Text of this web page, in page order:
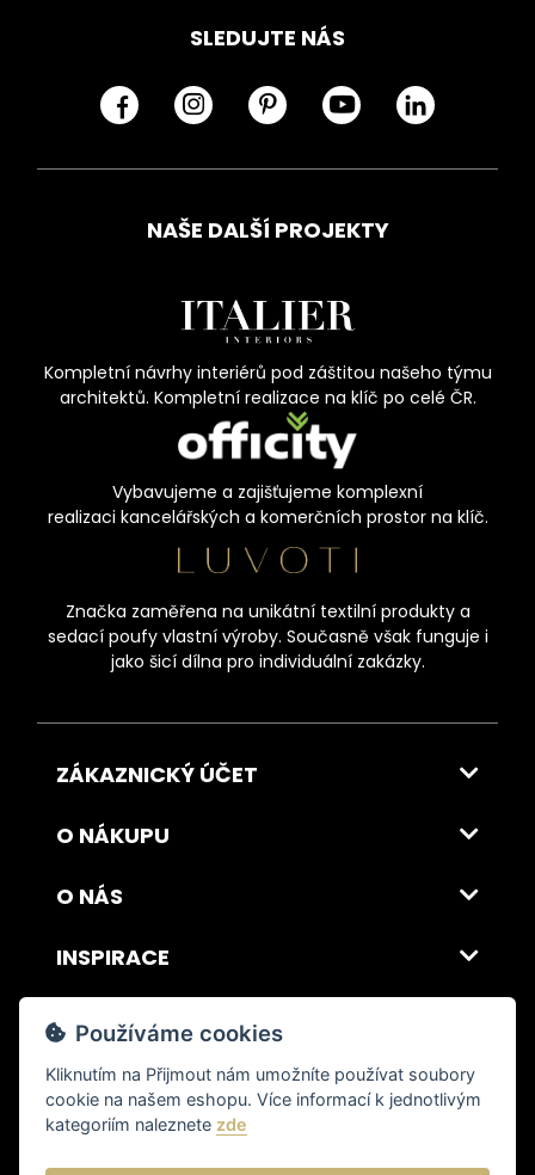
SLEDUJTE NÁS
NAŠE DALŠÍ PROJEKTY
Kompletní návrhy interiérů pod záštitou našeho týmu
architektů. Kompletní realizace na klíč po celé ČR.
Vybavujeme a zajišťujeme komplexní
realizaci kancelářských a komerčních prostor na klíč.
Značka zaměřena na unikátní textilní produkty a
sedací poufy vlastní výroby. Současně však funguje i
jako šicí dílna pro individuální zakázky.
ZÁKAZNICKÝ ÚČET
O NÁKUPU
O NÁS
INSPIRACE
DOPRAVA A PLATBA
© 2026 ITALSKY INTERIER s.r.o. Vytvořilo INIZIO Internet Media s.r.o.|
nastavení cookies
Používáme cookies
Kliknutím na Přijmout nám umožníte používat soubory
cookie na našem eshopu. Více informací k jednotlivým
kategoriím naleznete zde